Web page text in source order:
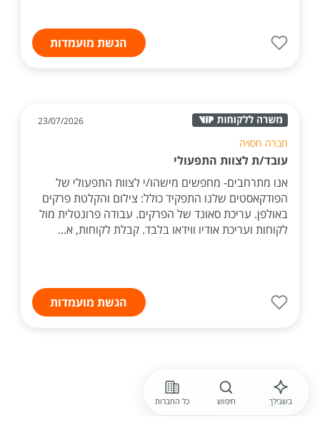
הגשת מועמדות
23/07/2026
חברה חסויה
עובד/ת לצוות התפעולי
אנו מתרחבים- מחפשים מישהו/י לצוות התפעולי של
הפודקאסטים שלנו התפקיד כולל: צילום והקלטת פרקים
באולפן. עריכת סאונד של הפרקים. עבודה פרונטלית מול
לקוחות ועריכת אודיו ווידאו בלבד. קבלת לקוחות, א...
הגשת מועמדות
בשבילך חיפוש כל החברות